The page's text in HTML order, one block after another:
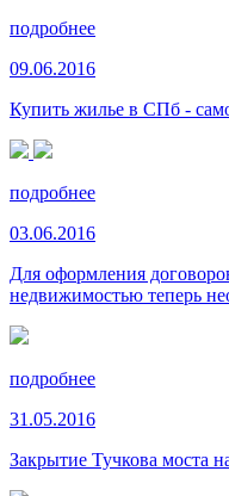
подробнее
09.06.2016
Купить жилье в СПб -
подробнее
03.06.2016
Для оформления
недвижимостью теперь
подробнее
31.05.2016
Закрытие Тучкова моста